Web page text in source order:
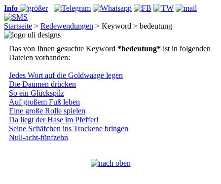
Info
Startseite > Redewendungen > Keyword > bedeutung
Das von Ihnen gesuchte Keyword *bedeutung* ist in folgenden
Dateien vorhanden:
Jedes Wort auf die Goldwaage legen
Die Daumen drücken
So ein Glückspilz
Auf großem Fuß leben
Eine große Rolle spielen
Da liegt der Hase im Pfeffer!
Seine Schäfchen ins Trockene bringen
Null-acht-fünfzehn